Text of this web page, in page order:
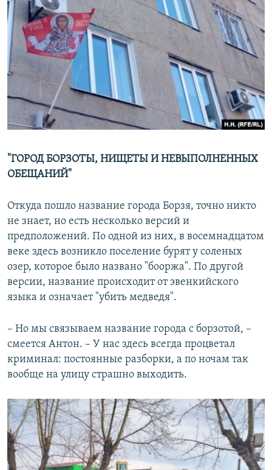
"ГОРОД БОРЗОТЫ, НИЩЕТЫ И НЕВЫПОЛНЕННЫХ
ОБЕЩАНИЙ"
Откуда пошло название города Борзя, точно никто
не знает, но есть несколько версий и
предположений. По одной из них, в восемнадцатом
веке здесь возникло поселение бурят у соленых
озер, которое было названо "бооржа". По другой
версии, название происходит от эвенкийского
языка и означает "убить медведя".
– Но мы связываем название города с борзотой, –
смеется Антон. – У нас здесь всегда процветал
криминал: постоянные разборки, а по ночам так
вообще на улицу страшно выходить.